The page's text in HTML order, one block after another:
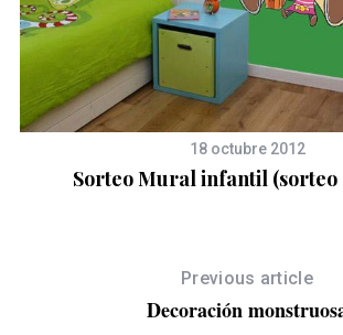
18 octubre 2012
Sorteo Mural infantil
Previous article
Decoración